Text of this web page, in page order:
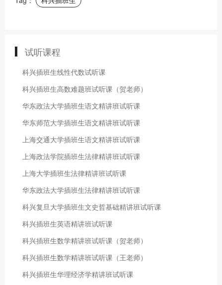
试听课程
科兴插班生线性代数试听课
科兴插班生高数难题班试听课（贺老师）
华东政法大学插班生语文精讲班试听课
华东师范大学插班生语文精讲班试听课
上海交通大学插班生语文精讲班试听课
上海政法学院插班生法律精讲班试听课
上海大学插班生法律精讲班试听课
华东政法大学插班生法律精讲班试听课
科兴复旦大学插班生文史哲基础精讲班试听课
科兴插班生英语精讲班试听课
科兴插班生数学精讲班试听课（贺老师）
科兴插班生数学精讲班试听课（王老师）
科兴插班生华理经济学精讲班试听课